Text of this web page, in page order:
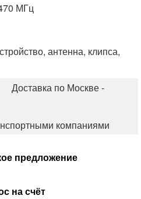
МГц
антенна, клипса,
по Москве -
компаниями
предложение
на счёт